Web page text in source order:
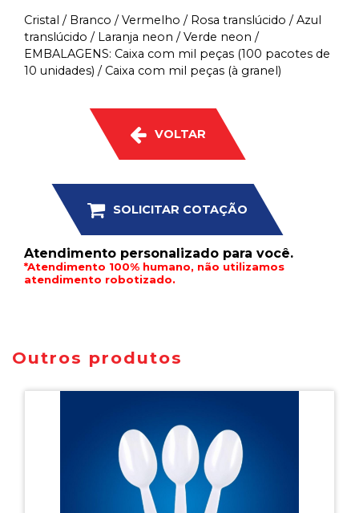
Cristal / Branco / Vermelho / Rosa translúcido / Azul
translúcido / Laranja neon / Verde neon /
EMBALAGENS: Caixa com mil peças (100 pacotes de
10 unidades) / Caixa com mil peças (à granel)
VOLTAR
SOLICITAR COTAÇÃO
Atendimento personalizado para você.
*Atendimento 100% humano, não utilizamos
atendimento robotizado.
Outros produtos